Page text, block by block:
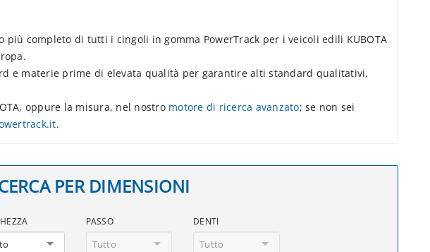
completo di tutti i cingoli in gomma PowerTrack per i veicoli edili KUBOTA
e materie prime di elevata qualità per garantire alti standard qualitativi,
oppure la misura, nel nostro motore di ricerca avanzato; se non sei
.
PER DIMENSIONI
PASSO
Tutto
DENTI
Tutto